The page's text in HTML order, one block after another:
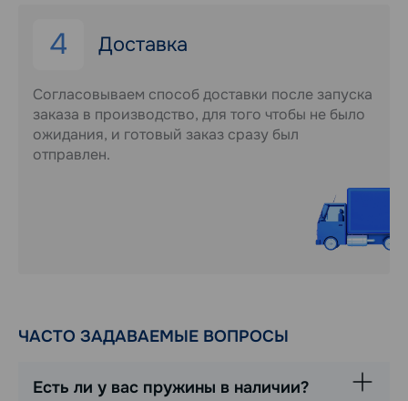
4 Доставка
Согласовываем способ доставки после запуска
заказа в производство, для того чтобы не было
ожидания, и готовый заказ сразу был
отправлен.
ЧАСТО ЗАДАВАЕМЫЕ ВОПРОСЫ
Есть ли у вас пружины в наличии?